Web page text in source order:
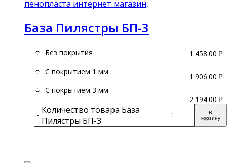
База Пилястры БП-3
Без покрытия
С покрытием 1 мм
С покрытием 3 мм
- Количество товара База
Пилястры БП-3
+
В
корзину
1 458.00 Р
1 906.00 Р
2 194.00 Р